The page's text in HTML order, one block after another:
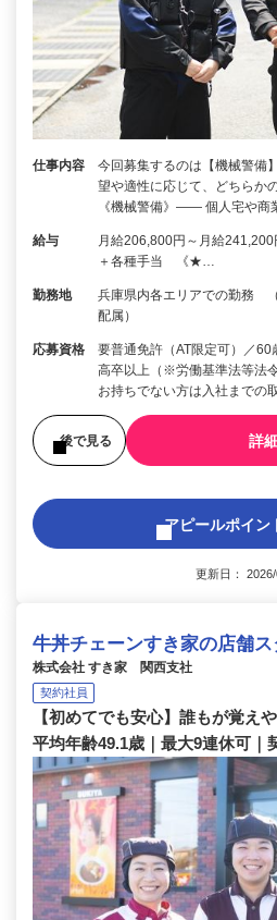
仕事内容
今回募集するのは【機械警備
望や適性に応じて、どちら
《機械警備》―― 個人宅や商
給与
月給206,800円～月給241,200
＋各種手当 《★…
勤務地
兵庫県内各エリアでの勤務
配属）
応募資格
要普通免許（AT限定可）／
高卒以上（※労働基準法等法
お持ちでない方は入社までの
後で見る 詳
アピールポイン
更新日：
牛丼チェーンすき家の店舗
株式会社 すき家 関西支社
契約社員
【初めてでも安心】誰もが覚え
平均年齢49.1歳｜最大9連休可｜